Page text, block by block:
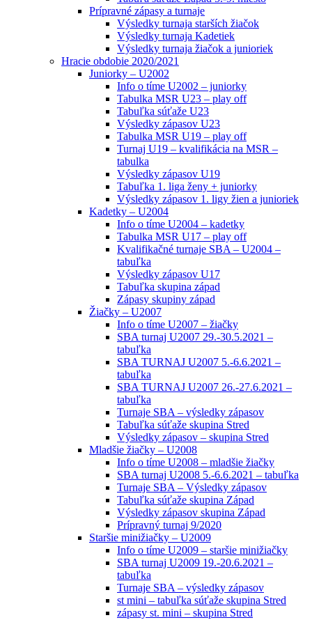
Prípravné zápasy a turnaje
Výsledky turnaja starších žiačok
Výsledky turnaja Kadetiek
Výsledky turnaja žiačok a junioriek
Hracie obdobie 2020/2021
Juniorky – U2002
Info o tíme U2002 – juniorky
Tabulka MSR U23 – play off
Tabuľka súťaže U23
Výsledky zápasov U23
Tabulka MSR U19 – play off
Turnaj U19 – kvalifikácia na MSR –
tabulka
Výsledky zápasov U19
Tabuľka 1. liga ženy + juniorky
Výsledky zápasov 1. ligy žien a junioriek
Kadetky – U2004
Info o tíme U2004 – kadetky
Tabulka MSR U17 – play off
Kvalifikačné turnaje SBA – U2004 –
tabuľka
Výsledky zápasov U17
Tabuľka skupina západ
Zápasy skupiny západ
Žiačky – U2007
Info o tíme U2007 – žiačky
SBA turnaj U2007 29.-30.5.2021 –
tabuľka
SBA TURNAJ U2007 5.-6.6.2021 –
tabuľka
SBA TURNAJ U2007 26.-27.6.2021 –
tabuľka
Turnaje SBA – výsledky zápasov
Tabuľka súťaže skupina Stred
Výsledky zápasov – skupina Stred
Mladšie žiačky – U2008
Info o tíme U2008 – mladšie žiačky
SBA turnaj U2008 5.-6.6.2021 – tabuľka
Turnaje SBA – Výsledky zápasov
Tabuľka súťaže skupina Západ
Výsledky zápasov skupina Západ
Prípravný turnaj 9/2020
Staršie minižiačky – U2009
Info o tíme U2009 – staršie minižiačky
SBA turnaj U2009 19.-20.6.2021 –
tabuľka
Turnaje SBA – výsledky zápasov
st mini – tabuľka súťaže skupina Stred
zápasy st. mini – skupina Stred